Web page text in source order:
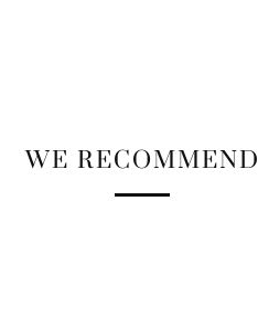
WE RECOMMEND